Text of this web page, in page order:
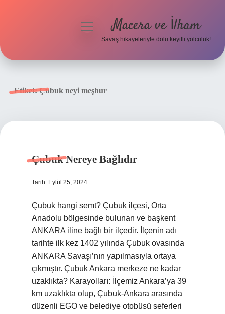
menüyüMacera ve İlham
Savaş hikayeleriyle dolu keyifli yolculuk!
Etiket:Çubuk neyi meşhur
Çubuk Nereye Bağlıdır
Tarih: Eylül 25, 2024
Çubuk hangi semt? Çubuk ilçesi, Orta
Anadolu bölgesinde bulunan ve başkent
ANKARA iline bağlı bir ilçedir. İlçenin adı
tarihte ilk kez 1402 yılında Çubuk ovasında
ANKARA Savaşı’nın yapılmasıyla ortaya
çıkmıştır. Çubuk Ankara merkeze ne kadar
uzaklıkta? Karayolları: İlçemiz Ankara’ya 39
km uzaklıkta olup, Çubuk-Ankara arasında
düzenli EGO ve belediye otobüsü seferleri